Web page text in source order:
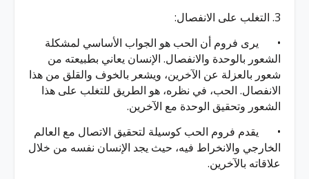
3. التغلب على الانفصال:
•
يرى فروم أن الحب هو الجواب الأساسي لمشكلة
الشعور بالوحدة والانفصال. الإنسان يعاني بطبيعته من
شعور بالعزلة عن الآخرين، ويشعر بالخوف والقلق من هذا
الانفصال. الحب، في نظره، هو الطريق للتغلب على هذا
الشعور وتحقيق الوحدة مع الآخرين.
•
يقدم فروم الحب كوسيلة لتحقيق الاتصال مع العالم
الخارجي والانخراط فيه، حيث يجد الإنسان نفسه من خلال
علاقاته بالآخرين.